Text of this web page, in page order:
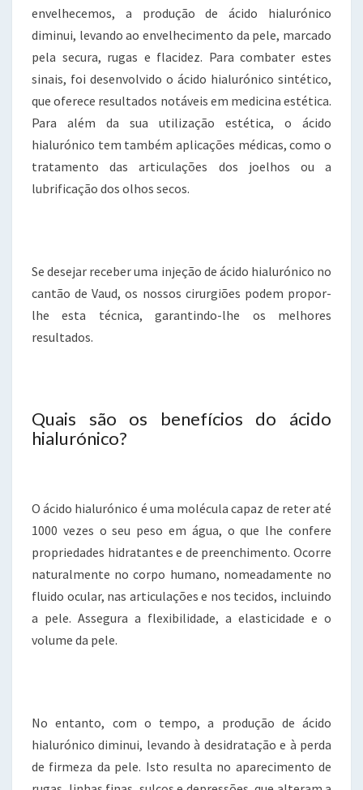
envelhecemos, a produção de ácido hialurónico
diminui, levando ao envelhecimento da pele, marcado
pela secura, rugas e flacidez. Para combater estes
sinais, foi desenvolvido o ácido hialurónico sintético,
que oferece resultados notáveis em medicina estética.
Para além da sua utilização estética, o ácido
hialurónico tem também aplicações médicas, como o
tratamento das articulações dos joelhos ou a
lubrificação dos olhos secos.
Se desejar receber uma injeção de ácido hialurónico no
cantão de Vaud, os nossos cirurgiões podem propor-
lhe esta técnica, garantindo-lhe os melhores
resultados.
Quais são os benefícios do ácido
hialurónico?
O ácido hialurónico é uma molécula capaz de reter até
1000 vezes o seu peso em água, o que lhe confere
propriedades hidratantes e de preenchimento. Ocorre
naturalmente no corpo humano, nomeadamente no
fluido ocular, nas articulações e nos tecidos, incluindo
a pele. Assegura a flexibilidade, a elasticidade e o
volume da pele.
No entanto, com o tempo, a produção de ácido
hialurónico diminui, levando à desidratação e à perda
de firmeza da pele. Isto resulta no aparecimento de